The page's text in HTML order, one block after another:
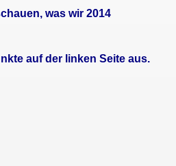
was wir 2014
auf der linken Seite aus.